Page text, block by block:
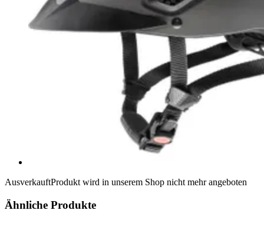
AusverkauftProdukt wird in unserem Shop nicht mehr angeboten
Ähnliche Produkte